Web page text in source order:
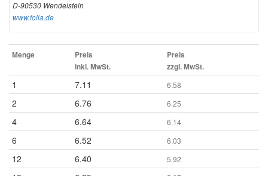
D-90530 Wendelstein
www.folia.de
Menge
Preis
inkl. MwSt.
Preis
zzgl. MwSt.
1 7.11 6.58
2 6.76 6.25
4 6.64 6.14
6 6.52 6.03
12 6.40 5.92